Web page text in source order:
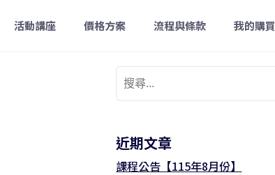
活動講座 價格方案 流程與條款 我的購買
搜
尋
字:
近期文章
課程公告【115年8月份】